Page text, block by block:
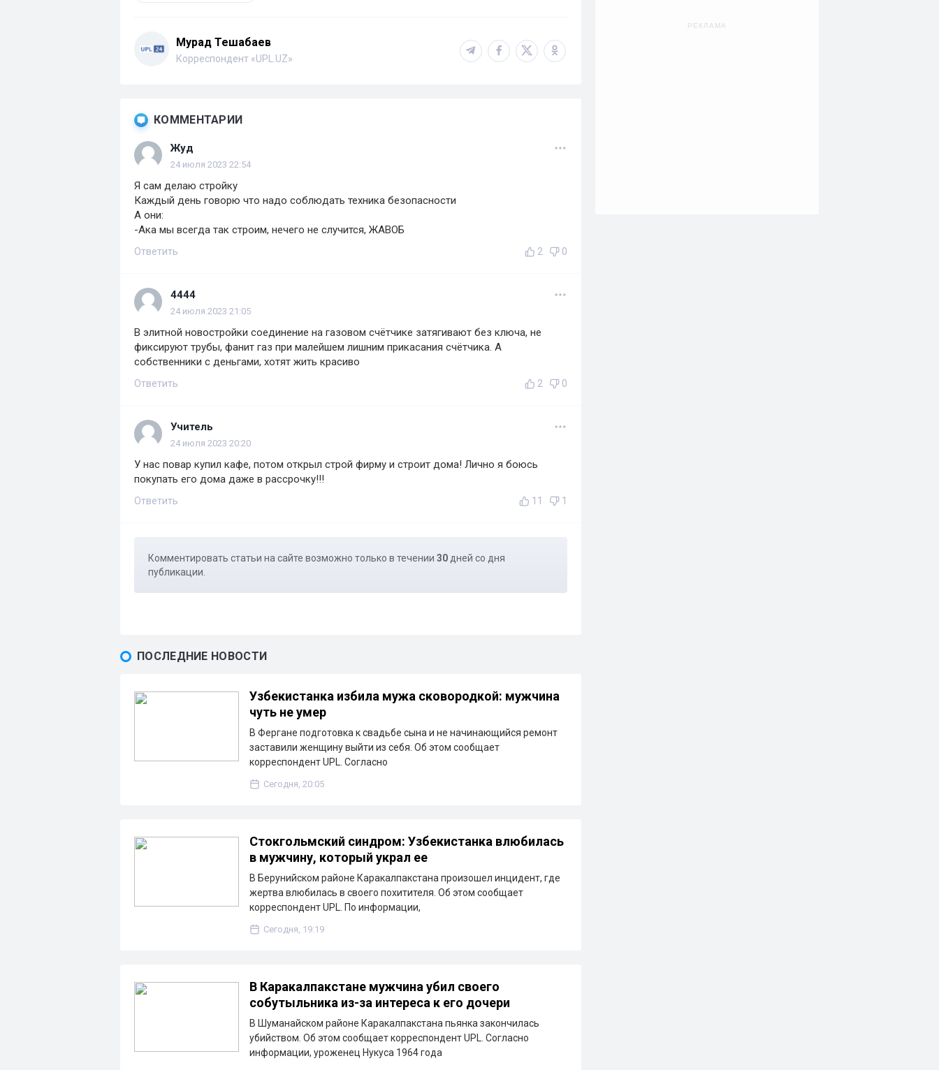
Мурад Тешабаев
Корреспондент «UPL.UZ»
КОММЕНТАРИИ
Жуд
24 июля 2023 22:54
Я сам делаю стройку
Каждый день говорю что надо соблюдать техника безопасности
А они:
-Ака мы всегда так строим, нечего не случится, ЖАВОБ
Ответить 2 0
4444
24 июля 2023 21:05
В элитной новостройки соединение на газовом счётчике затягивают без ключа, не
фиксируют трубы, фанит газ при малейшем лишним прикасания счётчика. А
собственники с деньгами, хотят жить красиво
Ответить 2 0
Учитель
24 июля 2023 20:20
У нас повар купил кафе, потом открыл строй фирму и строит дома! Лично я боюсь
покупать его дома даже в рассрочку!!!
Ответить 11 1
Комментировать статьи на сайте возможно только в течении 30 дней со дня
публикации.
ПОСЛЕДНИЕ НОВОСТИ
Узбекистанка избила мужа сковородкой: мужчина
чуть не умер
В Фергане подготовка к свадьбе сына и не начинающийся ремонт
заставили женщину выйти из себя. Об этом сообщает
корреспондент UPL. Согласно
Сегодня, 20:05
Стокгольмский синдром: Узбекистанка влюбилась
в мужчину, который украл ее
В Берунийском районе Каракалпакстана произошел инцидент, где
жертва влюбилась в своего похитителя. Об этом сообщает
корреспондент UPL. По информации,
Сегодня, 19:19
В Каракалпакстане мужчина убил своего
собутыльника из-за интереса к его дочери
В Шуманайском районе Каракалпакстана пьянка закончилась
убийством. Об этом сообщает корреспондент UPL. Согласно
информации, уроженец Нукуса 1964 года